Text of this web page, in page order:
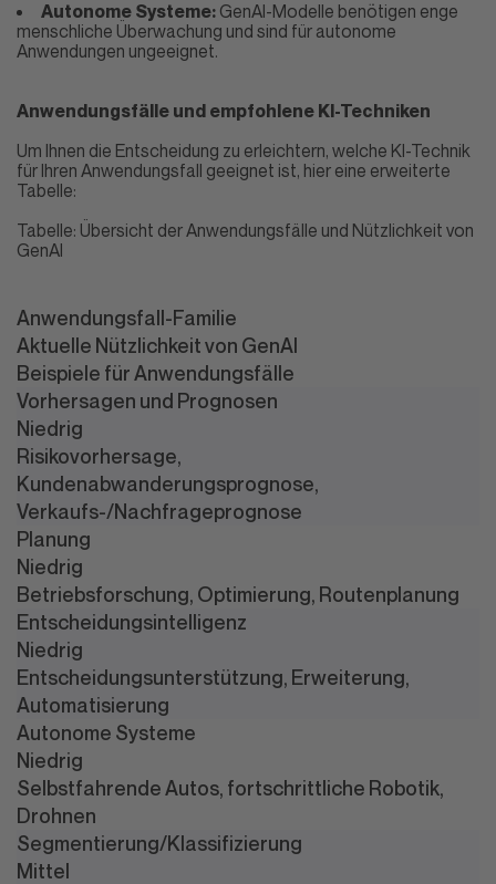
Autonome Systeme: GenAI-Modelle benötigen enge
menschliche Überwachung und sind für autonome
Anwendungen ungeeignet.
Anwendungsfälle und empfohlene KI-Techniken
Um Ihnen die Entscheidung zu erleichtern, welche KI-Technik
für Ihren Anwendungsfall geeignet ist, hier eine erweiterte
Tabelle:
Tabelle: Übersicht der Anwendungsfälle und Nützlichkeit von
GenAI
Anwendungsfall-Familie
Aktuelle Nützlichkeit von GenAI
Beispiele für Anwendungsfälle
Vorhersagen und Prognosen
Niedrig
Risikovorhersage,
Kundenabwanderungsprognose,
Verkaufs-/Nachfrageprognose
Planung
Niedrig
Betriebsforschung, Optimierung, Routenplanung
Entscheidungsintelligenz
Niedrig
Entscheidungsunterstützung, Erweiterung,
Automatisierung
Autonome Systeme
Niedrig
Selbstfahrende Autos, fortschrittliche Robotik,
Drohnen
Segmentierung/Klassifizierung
Mittel